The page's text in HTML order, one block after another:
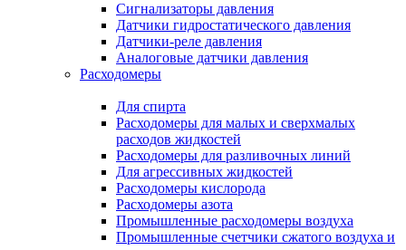
Сигнализаторы давления
Датчики гидростатического давления
Датчики-реле давления
Аналоговые датчики давления
Расходомеры
Для спирта
Расходомеры для малых и сверхмалых
расходов жидкостей
Расходомеры для разливочных линий
Для агрессивных жидкостей
Расходомеры кислорода
Расходомеры азота
Промышленные расходомеры воздуха
Промышленные счетчики сжатого воздуха и